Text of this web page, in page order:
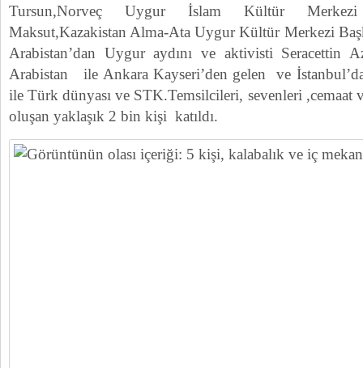
Tursun,Norveç Uygur İslam Kültür
Maksut,Kazakistan Alma-Ata Uygur Kültür Merkezi
Arabistan’dan Uygur aydını ve aktivisti Seracettin
Arabistan ile Ankara Kayseri’den gelen ve
ile Türk dünyası ve STK.Temsilcileri, sevenleri ,cemaat
oluşan yaklaşık 2 bin kişi katıldı.